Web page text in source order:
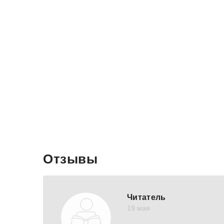
Отзывы
Читатель
19 мая